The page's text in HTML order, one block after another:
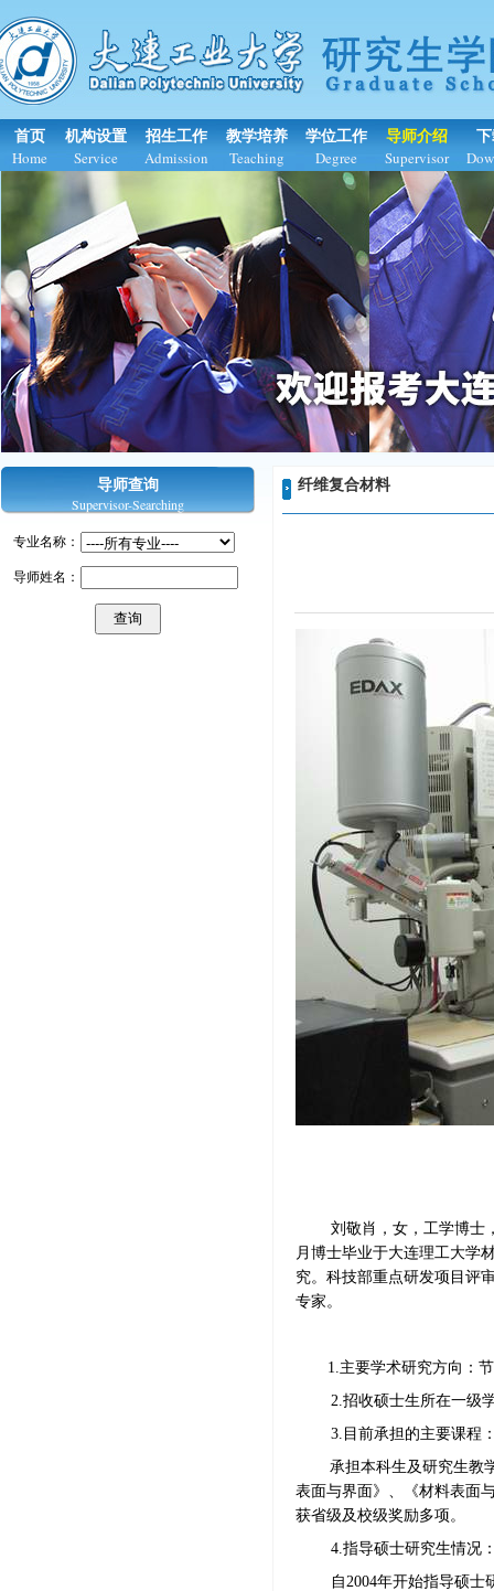
首页
Home
机构设置
Service
招生工作
Admission
教学培养
Teaching
学位工作
Degree
导师介绍
Supervisor
导师查询
Supervisor-Searching
专业名称：
导师姓名：
纤维复合材料
刘敬肖， 女，工学博士
月博士毕业于大连理工大学
究。科技部重点研发项目评
专家。
1.主要学术研究方向：
2.招收硕士生所在一级
3.目前承担的主要课程
承担本科生及研究生教
表面与界面》、《材料表面
获省级及校级奖励多项。
4.指导硕士研究生情况
自2004年开始指导硕士